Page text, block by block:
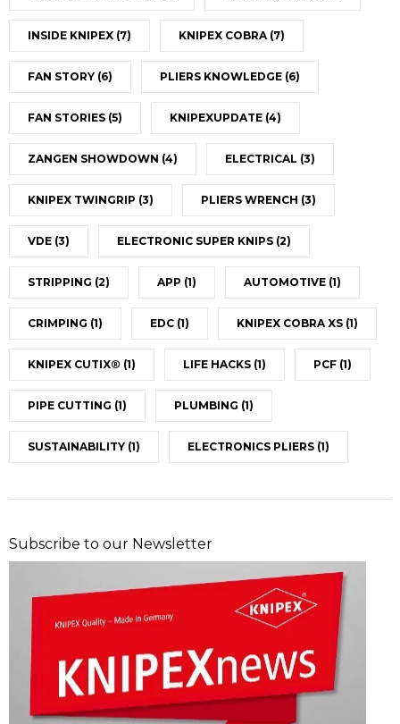
INSIDE KNIPEX (7) KNIPEX COBRA (7)
FAN STORY (6) PLIERS KNOWLEDGE (6)
FAN STORIES (5) KNIPEXUPDATE (4)
ZANGEN SHOWDOWN (4) ELECTRICAL (3)
KNIPEX TWINGRIP (3) PLIERS WRENCH (3)
VDE (3) ELECTRONIC SUPER KNIPS (2)
STRIPPING (2) APP (1) AUTOMOTIVE (1)
CRIMPING (1) EDC (1) KNIPEX COBRA XS (1)
KNIPEX CUTIX® (1) LIFE HACKS (1) PCF (1)
PIPE CUTTING (1) PLUMBING (1)
SUSTAINABILITY (1) ELECTRONICS PLIERS (1)
Subscribe to our Newsletter